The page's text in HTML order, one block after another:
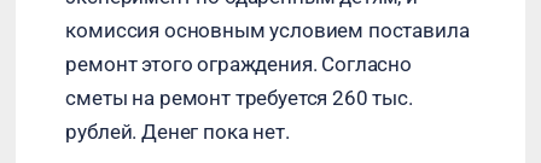
комиссия основным условием поставила
ремонт этого ограждения. Согласно
сметы на ремонт требуется 260 тыс.
рублей. Денег пока нет.